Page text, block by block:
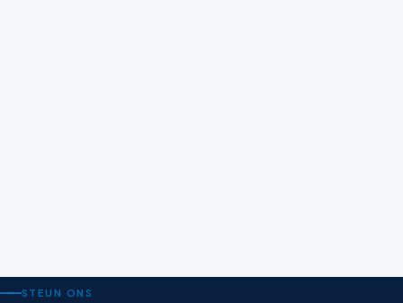
STEUN ONS